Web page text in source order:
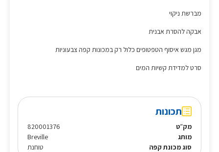
מברשת ניקוי
אבקה להסרת אבנית
מגן מגש איסוף הטפטופים כלול רק במכונות קפה צבעוניות
סרט למדידת קשיות המים
תכונות
מק״ט
820001376
מותג
Breville
סוג מכונת קפה
טוחנת